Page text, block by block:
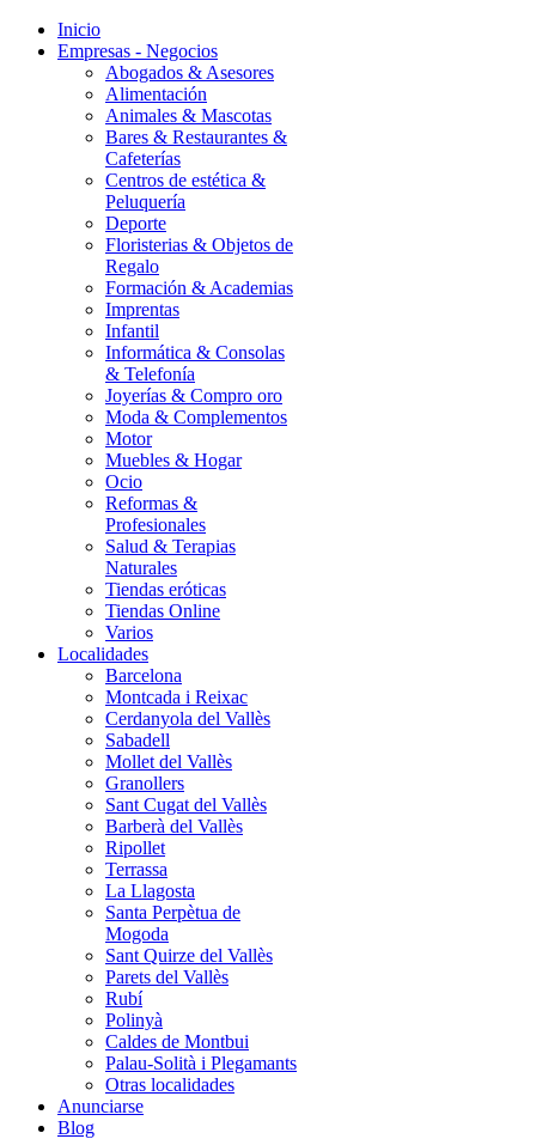
Inicio
Empresas - Negocios
Abogados & Asesores
Alimentación
Animales & Mascotas
Bares & Restaurantes &
Cafeterías
Centros de estética &
Peluquería
Deporte
Floristerias & Objetos de
Regalo
Formación & Academias
Imprentas
Infantil
Informática & Consolas
& Telefonía
Joyerías & Compro oro
Moda & Complementos
Motor
Muebles & Hogar
Ocio
Reformas &
Profesionales
Salud & Terapias
Naturales
Tiendas eróticas
Tiendas Online
Varios
Localidades
Barcelona
Montcada i Reixac
Cerdanyola del Vallès
Sabadell
Mollet del Vallès
Granollers
Sant Cugat del Vallès
Barberà del Vallès
Ripollet
Terrassa
La Llagosta
Santa Perpètua de
Mogoda
Sant Quirze del Vallès
Parets del Vallès
Rubí
Polinyà
Caldes de Montbui
Palau-Solità i Plegamants
Otras localidades
Anunciarse
Blog